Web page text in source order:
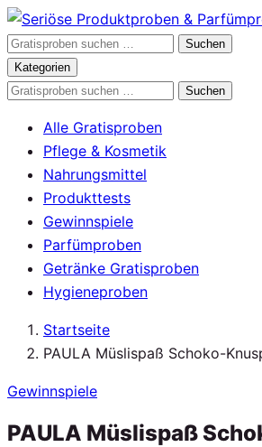
Zum
Inhalt
springen
Gratisproben
durchsuchen
Suchen
Kategorien
Gratisproben
Suchen
Alle Gratisproben
Pflege & Kosmetik
Nahrungsmittel
Produkttests
Gewinnspiele
Parfümproben
Getränke Gratisproben
Hygieneproben
Startseite
PAULA Müslispaß Schoko-
Gewinnspiele
PAULA Müslispaß